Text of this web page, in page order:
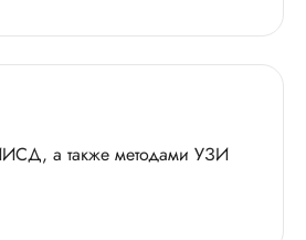
а также методами УЗИ